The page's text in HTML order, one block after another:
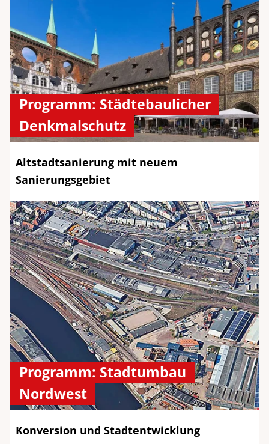
Programm: Städtebaulicher
Denkmalschutz
Altstadtsanierung mit neuem
Sanierungsgebiet
Programm: Stadtumbau
Nordwest
Konversion und Stadtentwicklung